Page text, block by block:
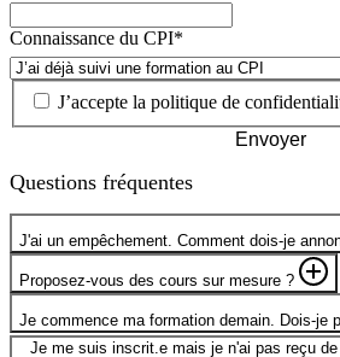
Connaissance du CPI*
J’accepte la politique de
Envoyer
Questions fréquentes
J'ai un empêchement. Comment dois-je
Contactez-nous au plus vite par téléphone
e-mail à info@cpi.ch. Nous avertirons
Proposez-vous des cours sur mesure ?
principalement aux entreprises souhaitant
Je commence ma formation demain. Dois-je
Sans précision au moment de la
Je me suis inscrit.e mais je n'ai pas reçu